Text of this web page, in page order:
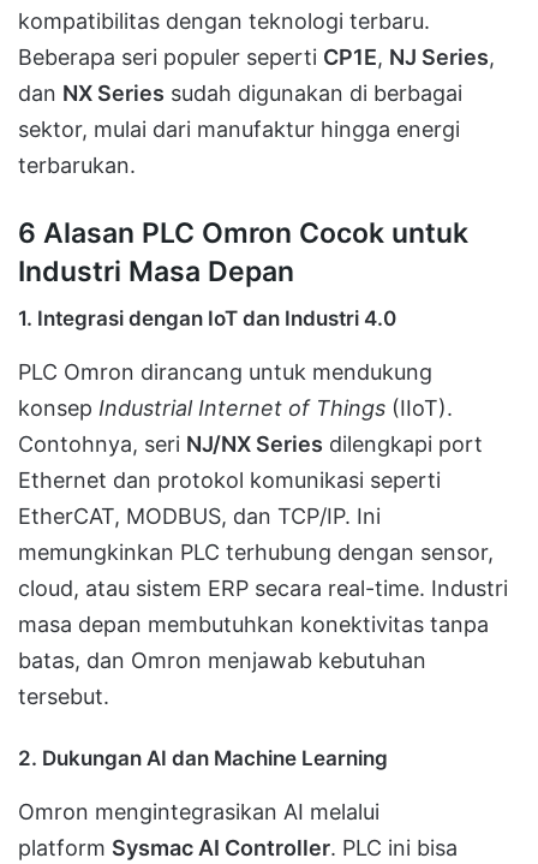
kompatibilitas dengan teknologi terbaru.
Beberapa seri populer seperti CP1E, NJ Series,
dan NX Series sudah digunakan di berbagai
sektor, mulai dari manufaktur hingga energi
terbarukan.
6 Alasan PLC Omron Cocok untuk
Industri Masa Depan
1. Integrasi dengan IoT dan Industri 4.0
PLC Omron dirancang untuk mendukung
konsep Industrial Internet of Things (IIoT).
Contohnya, seri NJ/NX Series dilengkapi port
Ethernet dan protokol komunikasi seperti
EtherCAT, MODBUS, dan TCP/IP. Ini
memungkinkan PLC terhubung dengan sensor,
cloud, atau sistem ERP secara real-time. Industri
masa depan membutuhkan konektivitas tanpa
batas, dan Omron menjawab kebutuhan
tersebut.
2. Dukungan AI dan Machine Learning
Omron mengintegrasikan AI melalui
platform Sysmac AI Controller. PLC ini bisa